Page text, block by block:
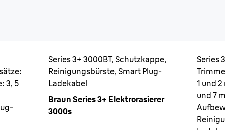
3, 5
Series 3+ 3000BT, Schutzkappe,
Reinigungsbürste, Smart Plug-
Ladekabel
Braun Series 3+ Elektrorasierer
3000s
Series
1 und
und 7